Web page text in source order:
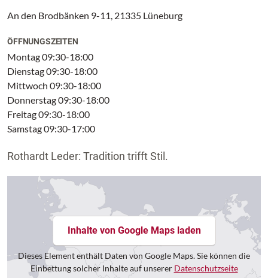
An den Brodbänken 9-11, 21335 Lüneburg
ÖFFNUNGSZEITEN
Montag 09:30-18:00
Dienstag 09:30-18:00
Mittwoch 09:30-18:00
Donnerstag 09:30-18:00
Freitag 09:30-18:00
Samstag 09:30-17:00
Rothardt Leder: Tradition trifft Stil.
Inhalte von Google Maps laden
Dieses Element enthält Daten von Google Maps. Sie können die
Einbettung solcher Inhalte auf unserer Datenschutzseite